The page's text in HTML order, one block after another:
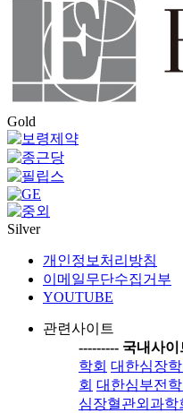
Gold
Silver
개인정보처리방침
이메일무단수집거부
YOUTUBE
관련사이트
--------- 국내사이
학회 대한심장학
회 대한심부전학
심장혈관외과학